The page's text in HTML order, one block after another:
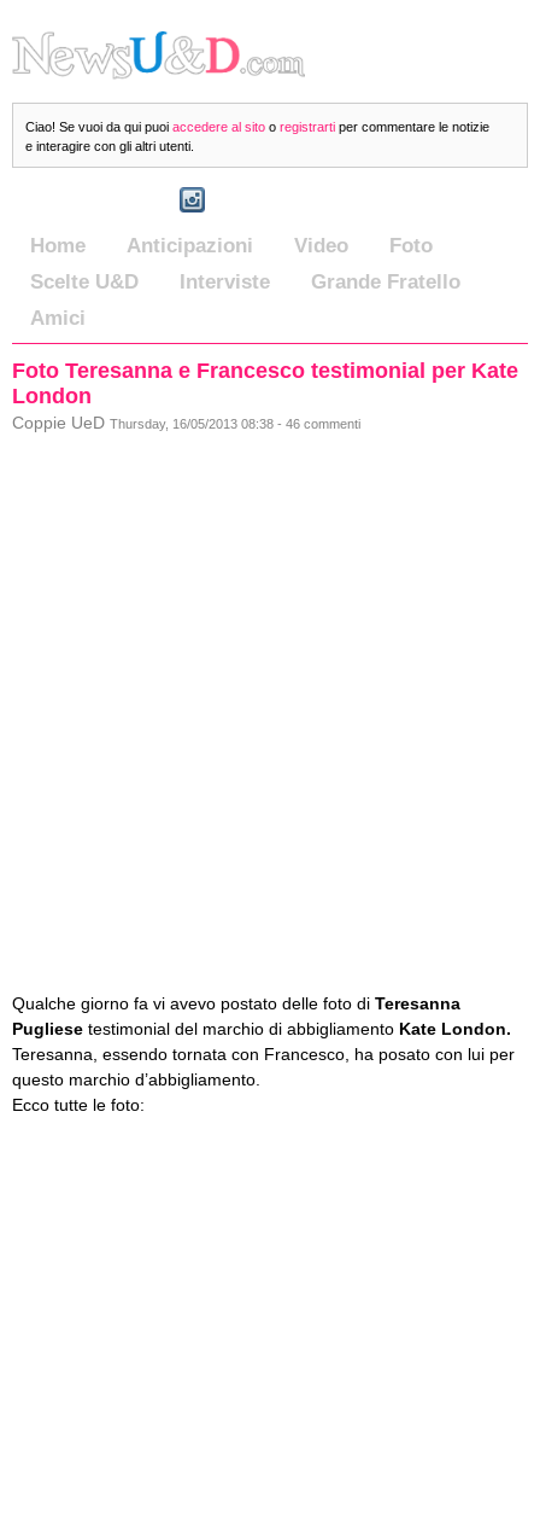
Ciao! Se vuoi da qui puoi accedere al sito o registrarti per commentare le notizie
e interagire con gli altri utenti.
Home Anticipazioni Video
Foto
Scelte U&D
Interviste
Grande Fratello
Amici
Foto Teresanna e Francesco testimonial per Kate
London
Coppie UeD Thursday, 16/05/2013 08:38 - 46 commenti
Qualche giorno fa vi avevo postato delle foto di Teresanna
Pugliese testimonial del marchio di abbigliamento Kate London.
Teresanna, essendo tornata con Francesco, ha posato con lui per
questo marchio d’abbigliamento.
Ecco tutte le foto: